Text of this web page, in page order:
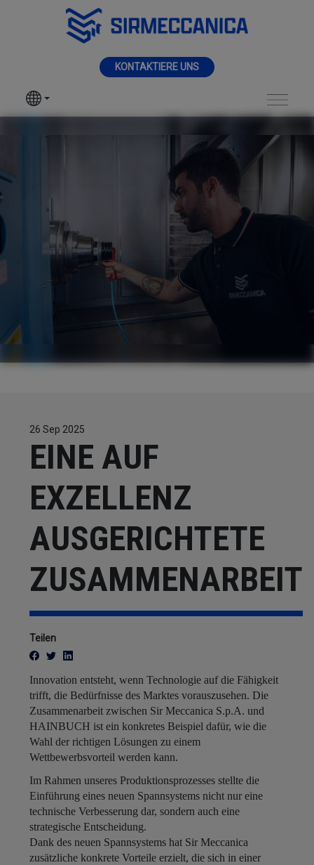
Zum Hauptinhalt springen
KONTAKTIERE UNS
SIR MECCANICA
PRODUKTE
BEARBEITUNGEN
SEKTOREN
DIENSTLEISTUNGEN
NEUHEITEN
Sir Meccanica und
26 Sep 2025
EINE AUF
EXZELLENZ
AUSGERICHTETE
ZUSAMMENARBEIT
Teilen
Innovation entsteht, wenn Technologie auf die Fähigkeit
trifft, die Bedürfnisse des Marktes vorauszusehen. Die
Zusammenarbeit zwischen Sir Meccanica S.p.A. und
HAINBUCH ist ein konkretes Beispiel dafür, wie die
Wahl der richtigen Lösungen zu einem
Wettbewerbsvorteil werden kann.
Im Rahmen unseres Produktionsprozesses stellte die
Einführung eines neuen Spannsystems nicht nur eine
technische Verbesserung dar, sondern auch eine
strategische Entscheidung.
Dank des neuen Spannsystems hat Sir Meccanica
zusätzliche konkrete Vorteile erzielt, die sich in einer